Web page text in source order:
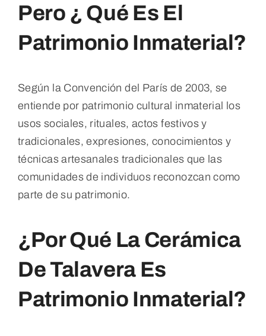
Pero ¿ Qué Es El
Patrimonio Inmaterial?
Según la Convención del París de 2003, se
entiende por patrimonio cultural inmaterial los
usos sociales, rituales, actos festivos y
tradicionales, expresiones, conocimientos y
técnicas artesanales tradicionales que las
comunidades de individuos reconozcan como
parte de su patrimonio.
¿Por Qué La Cerámica
De Talavera Es
Patrimonio Inmaterial?